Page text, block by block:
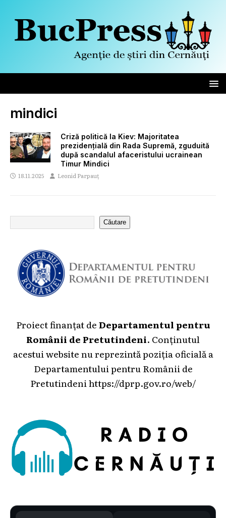
mindici
Criză politică la Kiev: Majoritatea
prezidențială din Rada Supremă, zguduită
după scandalul afaceristului ucrainean
Timur Mindici
18.11.2025 Leonid Parpauț
Căutare
Proiect finanțat deDepartamentul pentru
Românii de Pretutindeni. Conținutul
acestui website nu reprezintă poziția oficială a
Departamentului pentru Românii de
Pretutindeni https://dprp.gov.ro/web/